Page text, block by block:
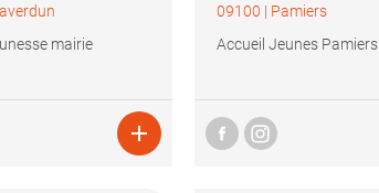
mairie

09100 | Pamiers
Accueil Jeunes Pamiers